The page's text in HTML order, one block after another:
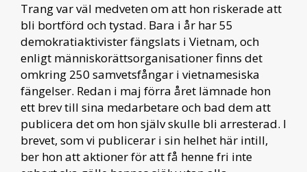
Trang var väl medveten om att hon riskerade att
bli bortförd och tystad. Bara i år har 55
demokratiaktivister fängslats i Vietnam, och
enligt människorättsorganisationer finns det
omkring 250 samvetsfångar i vietnamesiska
fängelser. Redan i maj förra året lämnade hon
ett brev till sina medarbetare och bad dem att
publicera det om hon själv skulle bli arresterad. I
brevet, som vi publicerar i sin helhet här intill,
ber hon att aktioner för att få henne fri inte